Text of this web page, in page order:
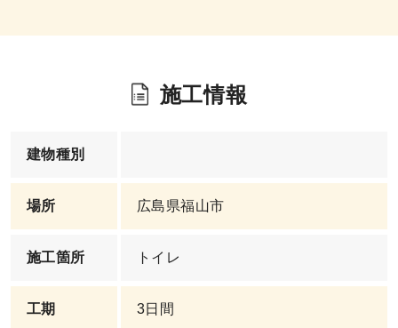
施工情報
建物種別
場所 広島県福山市
施工箇所 トイレ
工期 3日間